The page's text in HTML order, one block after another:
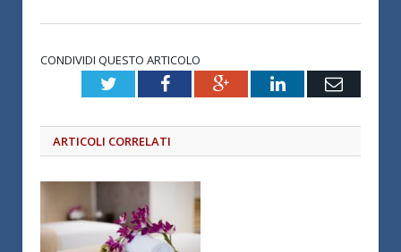
CONDIVIDI QUESTO ARTICOLO
TwitterFacebookGoogle+LinkedInEmail
ARTICOLI CORRELATI